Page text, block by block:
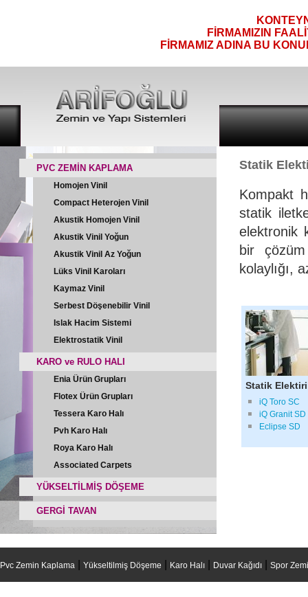
FİRMAMIZIN
FİRMAMIZ ADINA BU
PVC ZEMİN KAPLAMA
Homojen Vinil
Compact Heterojen Vinil
Akustik Homojen Vinil
Akustik Vinil Yoğun
Akustik Vinil Az Yoğun
Lüks Vinil Karoları
Kaymaz Vinil
Serbest Döşenebilir Vinil
Islak Hacim Sistemi
Elektrostatik Vinil
KARO ve RULO HALI
Enia Ürün Grupları
Flotex Ürün Grupları
Tessera Karo Halı
Pvh Karo Halı
Roya Karo Halı
Associated Carpets
YÜKSELTİLMİŞ DÖŞEME
GERGİ TAVAN
Statik
Kompakt
statik
elektronik
bir
kolaylığı,
Statik
iQ Toro SC
iQ Granit SD
Eclipse SD
Pvc Zemin Kaplama Yükseltilmiş Döşeme Karo Halı Duvar Kağıdı Spor